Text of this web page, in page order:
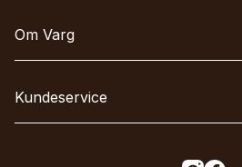
Om Varg
Kundeservice